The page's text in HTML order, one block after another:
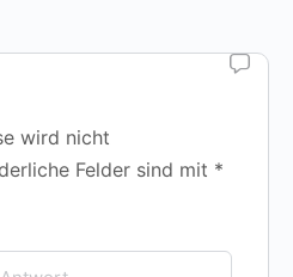
wird nicht
Felder sind mit *